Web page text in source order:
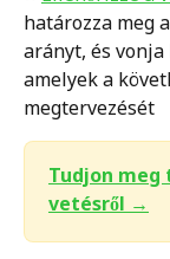
határozza meg
arányt, és
amelyek a
megtervezését
Tudjon
vetésről →